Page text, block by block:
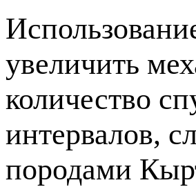
увеличить
количество
интервалов,
породами